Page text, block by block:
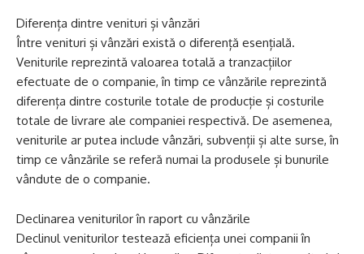
Diferența dintre venituri și vânzări
Între venituri și vânzări există o diferență esențială.
Veniturile reprezintă valoarea totală a tranzacțiilor
efectuate de o companie, în timp ce vânzările reprezintă
diferența dintre costurile totale de producție și costurile
totale de livrare ale companiei respectivă. De asemenea,
veniturile ar putea include vânzări, subvenții și alte surse, în
timp ce vânzările se referă numai la produsele și bunurile
vândute de o companie.
Declinarea veniturilor în raport cu vânzările
Declinul veniturilor testează eficiența unei companii în